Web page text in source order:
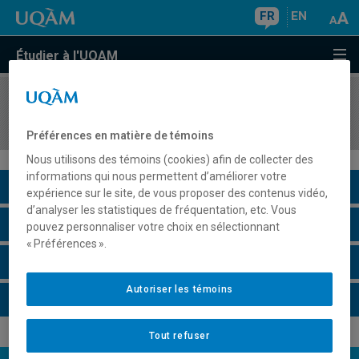
FR EN
Étudier à l'UQAM
COURS//
Description du cours
Horaire - Été 2026
Préférences en matière de témoins
Nous utilisons des témoins (cookies) afin de collecter des
informations qui nous permettent d’améliorer votre
expérience sur le site, de vous proposer des contenus vidéo,
d’analyser les statistiques de fréquentation, etc. Vous
pouvez personnaliser votre choix en sélectionnant
« Préférences ».
Tout refuser
Autoriser les témoins